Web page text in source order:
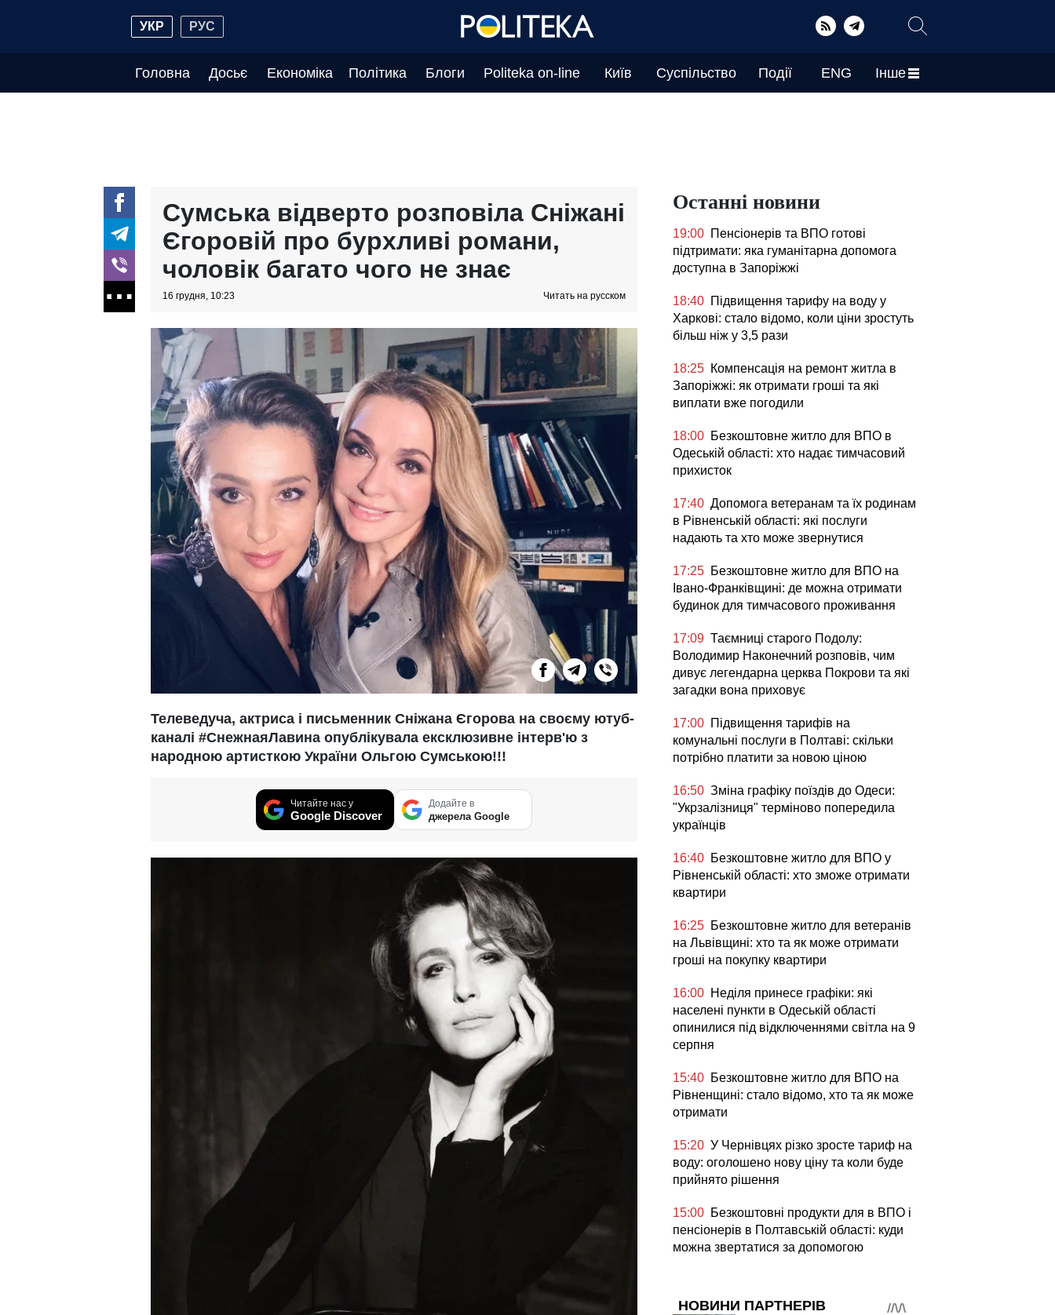
УКР РУС
Головна Досьє Економіка Політика Блоги Politeka on-line Київ Суспільство Події ENG Інше
Сумська відверто розповіла Сніжані
Єгоровій про бурхливі романи,
чоловік багато чого не знає
16 грудня, 10:23 Читать на русском
Телеведуча, актриса і письменник Сніжана Єгорова на своєму ютуб-
каналі #СнежнаяЛавина опублікувала ексклюзивне інтерв'ю з
народною артисткою України Ольгою Сумською!!!
Читайте нас у
Google Discover
Додайте в
джерела Google
Останні новини
19:00 Пенсіонерів та ВПО готові
підтримати: яка гуманітарна допомога
доступна в Запоріжжі
18:40 Підвищення тарифу на воду у
Харкові: стало відомо, коли ціни зростуть
більш ніж у 3,5 рази
18:25 Компенсація на ремонт житла в
Запоріжжі: як отримати гроші та які
виплати вже погодили
18:00 Безкоштовне житло для ВПО в
Одеській області: хто надає тимчасовий
прихисток
17:40 Допомога ветеранам та їх родинам
в Рівненській області: які послуги
надають та хто може звернутися
17:25 Безкоштовне житло для ВПО на
Івано-Франківщині: де можна отримати
будинок для тимчасового проживання
17:09 Таємниці старого Подолу:
Володимир Наконечний розповів, чим
дивує легендарна церква Покрови та які
загадки вона приховує
17:00 Підвищення тарифів на
комунальні послуги в Полтаві: скільки
потрібно платити за новою ціною
16:50 Зміна графіку поїздів до Одеси:
"Укрзалізниця" терміново попередила
українців
16:40 Безкоштовне житло для ВПО у
Рівненській області: хто зможе отримати
квартири
16:25 Безкоштовне житло для ветеранів
на Львівщині: хто та як може отримати
гроші на покупку квартири
16:00 Неділя принесе графіки: які
населені пункти в Одеській області
опинилися під відключеннями світла на 9
серпня
15:40 Безкоштовне житло для ВПО на
Рівненщині: стало відомо, хто та як може
отримати
15:20 У Чернівцях різко зросте тариф на
воду: оголошено нову ціну та коли буде
прийнято рішення
15:00 Безкоштовні продукти для в ВПО і
пенсіонерів в Полтавській області: куди
можна звертатися за допомогою
НОВИНИ ПАРТНЕРІВ